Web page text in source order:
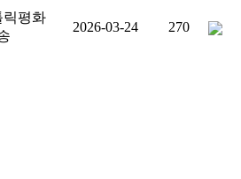
릭평화
2026-03-24 270